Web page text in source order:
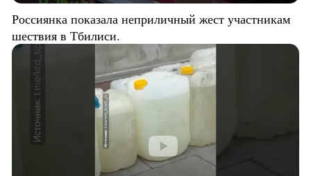
Россиянка показала неприличный жест участникам
шествия в Тбилиси.